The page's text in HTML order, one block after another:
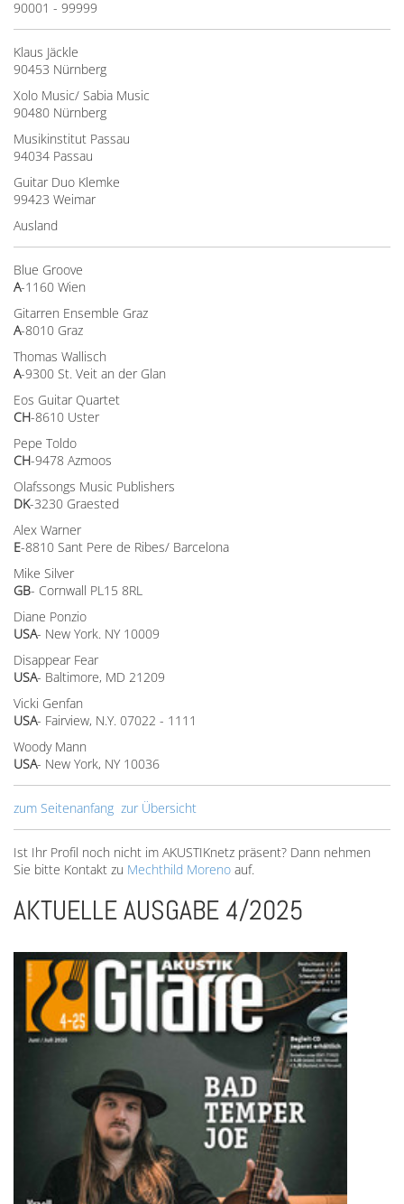
90001 - 99999
Klaus Jäckle
90453 Nürnberg
Xolo Music/ Sabia Music
90480 Nürnberg
Musikinstitut Passau
94034 Passau
Guitar Duo Klemke
99423 Weimar
Ausland
Blue Groove
A-1160 Wien
Gitarren Ensemble Graz
A-8010 Graz
Thomas Wallisch
A-9300 St. Veit an der Glan
Eos Guitar Quartet
CH-8610 Uster
Pepe Toldo
CH-9478 Azmoos
Olafssongs Music Publishers
DK-3230 Graested
Alex Warner
E-8810 Sant Pere de Ribes/ Barcelona
Mike Silver
GB- Cornwall PL15 8RL
Diane Ponzio
USA- New York. NY 10009
Disappear Fear
USA- Baltimore, MD 21209
Vicki Genfan
USA- Fairview, N.Y. 07022 - 1111
Woody Mann
USA- New York, NY 10036
zum Seitenanfang zur Übersicht
Ist Ihr Profil noch nicht im AKUSTIKnetz präsent? Dann nehmen
Sie bitte Kontakt zu Mechthild Moreno auf.
AKTUELLE AUSGABE 4/2025